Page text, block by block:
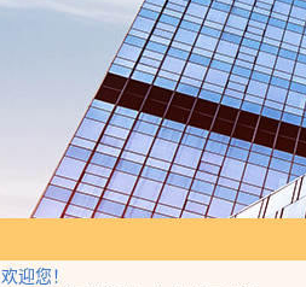
欢迎您！